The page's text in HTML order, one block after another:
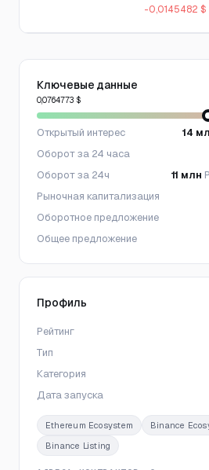
-0,0145482 $
Ключевые данные
0,0764773 $
Открытый интерес 14
Оборот за 24 часа
Оборот за 24ч
11 млн
Рыночная капитализация
Оборотное предложение
Общее предложение
Профиль
Рейтинг
Тип
Категория
Дата запуска
Ethereum Ecosystem
Binance
Binance Listing